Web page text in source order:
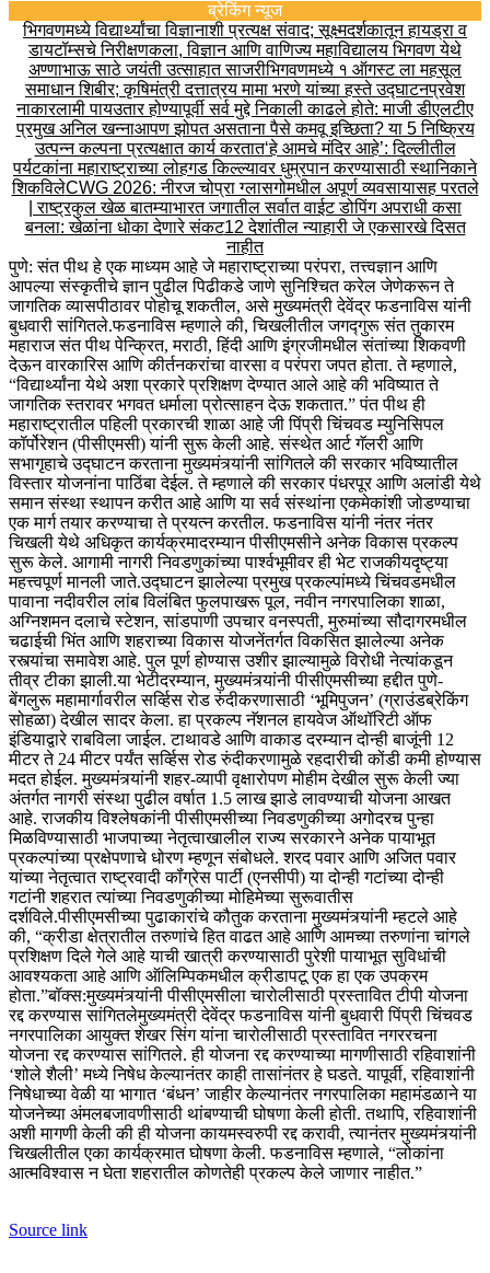
ब्रेकिंग न्यूज
भिगवणमध्ये विद्यार्थ्यांचा विज्ञानाशी प्रत्यक्ष संवाद; सूक्ष्मदर्शकातून हायड्रा व
डायटॉम्सचे निरीक्षणकला, विज्ञान आणि वाणिज्य महाविद्यालय भिगवण येथे
अण्णाभाऊ साठे जयंती उत्साहात साजरीभिगवणमध्ये १ ऑगस्ट ला महसूल
समाधान शिबीर; कृषिमंत्री दत्तात्रय मामा भरणे यांच्या हस्ते उद्घाटनप्रवेश
नाकारलामी पायउतार होण्यापूर्वी सर्व मुद्दे निकाली काढले होते: माजी डीएलटीए
प्रमुख अनिल खन्नाआपण झोपत असताना पैसे कमवू इच्छिता? या 5 निष्क्रिय
उत्पन्न कल्पना प्रत्यक्षात कार्य करतात‘हे आमचे मंदिर आहे’: दिल्लीतील
पर्यटकांना महाराष्ट्राच्या लोहगड किल्ल्यावर धुम्रपान करण्यासाठी स्थानिकाने
शिकविलेCWG 2026: नीरज चोप्रा ग्लासगोमधील अपूर्ण व्यवसायासह परतले
| राष्ट्रकुल खेळ बातम्याभारत जगातील सर्वात वाईट डोपिंग अपराधी कसा
बनला: खेळांना धोका देणारे संकट12 देशांतील न्याहारी जे एकसारखे दिसत
नाहीत
पुणे: संत पीथ हे एक माध्यम आहे जे महाराष्ट्राच्या परंपरा, तत्त्वज्ञान आणि
आपल्या संस्कृतीचे ज्ञान पुढील पिढीकडे जाणे सुनिश्चित करेल जेणेकरून ते
जागतिक व्यासपीठावर पोहोचू शकतील, असे मुख्यमंत्री देवेंद्र फडनाविस यांनी
बुधवारी सांगितले.फडनाविस म्हणाले की, चिखलीतील जगद्गुरू संत तुकारम
महाराज संत पीथ पेन्क्रित, मराठी, हिंदी आणि इंग्रजीमधील संतांच्या शिकवणी
देऊन वारकारिस आणि कीर्तनकरांचा वारसा व परंपरा जपत होता. ते म्हणाले,
“विद्यार्थ्यांना येथे अशा प्रकारे प्रशिक्षण देण्यात आले आहे की भविष्यात ते
जागतिक स्तरावर भगवत धर्माला प्रोत्साहन देऊ शकतात.”पंत पीथ ही
महाराष्ट्रातील पहिली प्रकारची शाळा आहे जी पिंप्री चिंचवड म्युनिसिपल
कॉर्पोरेशन (पीसीएमसी) यांनी सुरू केली आहे.संस्थेत आर्ट गॅलरी आणि
सभागृहाचे उद्घाटन करताना मुख्यमंत्र्यांनी सांगितले की सरकार भविष्यातील
विस्तार योजनांना पाठिंबा देईल. ते म्हणाले की सरकार पंधरपूर आणि अलांडी येथे
समान संस्था स्थापन करीत आहे आणि या सर्व संस्थांना एकमेकांशी जोडण्याचा
एक मार्ग तयार करण्याचा ते प्रयत्न करतील.फडनाविस यांनी नंतर नंतर
चिखली येथे अधिकृत कार्यक्रमादरम्यान पीसीएमसीने अनेक विकास प्रकल्प
सुरू केले. आगामी नागरी निवडणुकांच्या पार्श्वभूमीवर ही भेट राजकीयदृष्ट्या
महत्त्वपूर्ण मानली जाते.उद्घाटन झालेल्या प्रमुख प्रकल्पांमध्ये चिंचवडमधील
पावाना नदीवरील लांब विलंबित फुलपाखरू पूल, नवीन नगरपालिका शाळा,
अग्निशमन दलाचे स्टेशन, सांडपाणी उपचार वनस्पती, मुरुमांच्या सौदागरमधील
चढाईची भिंत आणि शहराच्या विकास योजनेंतर्गत विकसित झालेल्या अनेक
रस्त्यांचा समावेश आहे. पुल पूर्ण होण्यास उशीर झाल्यामुळे विरोधी नेत्यांकडून
तीव्र टीका झाली.या भेटीदरम्यान, मुख्यमंत्र्यांनी पीसीएमसीच्या हद्दीत पुणे-
बेंगलुरू महामार्गावरील सर्व्हिस रोड रुंदीकरणासाठी ‘भूमिपुजन’ (ग्राउंडब्रेकिंग
सोहळा) देखील सादर केला.हा प्रकल्प नॅशनल हायवेज ऑथॉरिटी ऑफ
इंडियाद्वारे राबविला जाईल. टाथावडे आणि वाकाड दरम्यान दोन्ही बाजूंनी 12
मीटर ते 24 मीटर पर्यंत सर्व्हिस रोड रुंदीकरणामुळे रहदारीची कोंडी कमी होण्यास
मदत होईल.मुख्यमंत्र्यांनी शहर-व्यापी वृक्षारोपण मोहीम देखील सुरू केली ज्या
अंतर्गत नागरी संस्था पुढील वर्षात 1.5 लाख झाडे लावण्याची योजना आखत
आहे. राजकीय विश्लेषकांनी पीसीएमसीच्या निवडणुकीच्या अगोदरच पुन्हा
मिळविण्यासाठी भाजपाच्या नेतृत्वाखालील राज्य सरकारने अनेक पायाभूत
प्रकल्पांच्या प्रक्षेपणाचे धोरण म्हणून संबोधले.शरद पवार आणि अजित पवार
यांच्या नेतृत्वात राष्ट्रवादी कॉंग्रेस पार्टी (एनसीपी) या दोन्ही गटांच्या दोन्ही
गटांनी शहरात त्यांच्या निवडणुकीच्या मोहिमेच्या सुरूवातीस
दर्शविले.पीसीएमसीच्या पुढाकारांचे कौतुक करताना मुख्यमंत्र्यांनी म्हटले आहे
की, “क्रीडा क्षेत्रातील तरुणांचे हित वाढत आहे आणि आमच्या तरुणांना चांगले
प्रशिक्षण दिले गेले आहे याची खात्री करण्यासाठी पुरेशी पायाभूत सुविधांची
आवश्यकता आहे आणि ऑलिम्पिकमधील क्रीडापटू एक हा एक उपक्रम
होता.”बॉक्स:मुख्यमंत्र्यांनी पीसीएमसीला चारोलीसाठी प्रस्तावित टीपी योजना
रद्द करण्यास सांगितलेमुख्यमंत्री देवेंद्र फडनाविस यांनी बुधवारी पिंप्री चिंचवड
नगरपालिका आयुक्त शेखर सिंग यांना चारोलीसाठी प्रस्तावित नगररचना
योजना रद्द करण्यास सांगितले. ही योजना रद्द करण्याच्या मागणीसाठी रहिवाशांनी
‘शोले शैली’ मध्ये निषेध केल्यानंतर काही तासांनंतर हे घडते. यापूर्वी, रहिवाशांनी
निषेधाच्या वेळी या भागात ‘बंधन’ जाहीर केल्यानंतर नगरपालिका महामंडळाने या
योजनेच्या अंमलबजावणीसाठी थांबण्याची घोषणा केली होती. तथापि, रहिवाशांनी
अशी मागणी केली की ही योजना कायमस्वरुपी रद्द करावी, त्यानंतर मुख्यमंत्र्यांनी
चिखलीतील एका कार्यक्रमात घोषणा केली. फडनाविस म्हणाले, “लोकांना
आत्मविश्वास न घेता शहरातील कोणतेही प्रकल्प केले जाणार नाहीत.”
Source link